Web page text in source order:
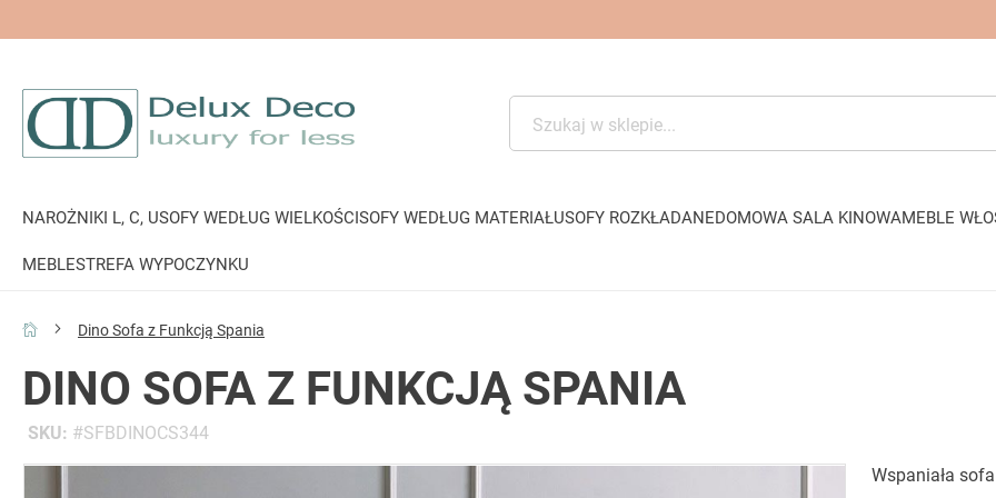
NAROŻNIKI L, C, USOFY WEDŁUG WIELKOŚCISOFY WEDŁUG MATERIAŁUSOFY ROZKŁADANEDOMOWA SALA KINOWAMEBLE
MEBLESTREFA WYPOCZYNKU
Dino Sofa z Funkcją Spania
DINO SOFA Z FUNKCJĄ SPANIA
SKU
SFBDINOCS344
Wspaniała